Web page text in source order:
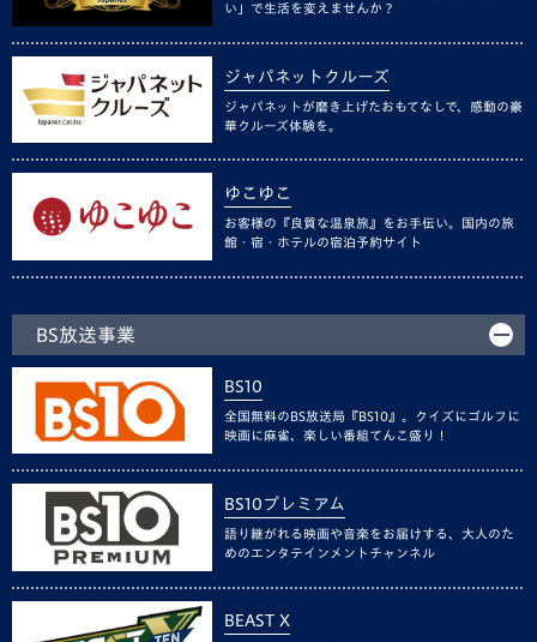
い」で生活を変えませんか？
ジャパネットクルーズ
ジャパネットが磨き上げたおもてなしで、感動の豪
華クルーズ体験を。
ゆこゆこ
お客様の『良質な温泉旅』をお手伝い。国内の旅
館・宿・ホテルの宿泊予約サイト
BS放送事業
BS10
全国無料のBS放送局『BS10』。クイズにゴルフに
映画に麻雀、楽しい番組てんこ盛り！
BS10プレミアム
語り継がれる映画や音楽をお届けする、大人のた
めのエンタテインメントチャンネル
BEAST X